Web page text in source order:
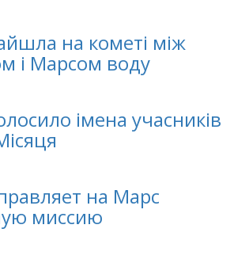
на кометі між
і Марсом воду
імена учасників
на Марс
миссию